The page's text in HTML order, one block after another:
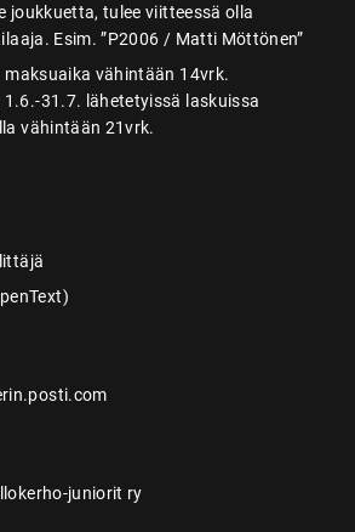
joukkuetta, tulee viitteessä olla
Esim. ”P2006 / Matti Möttönen”
maksuaika vähintään 14vrk.
1.6.-31.7. lähetetyissä laskuissa
vähintään 21vrk.
juniorit ry